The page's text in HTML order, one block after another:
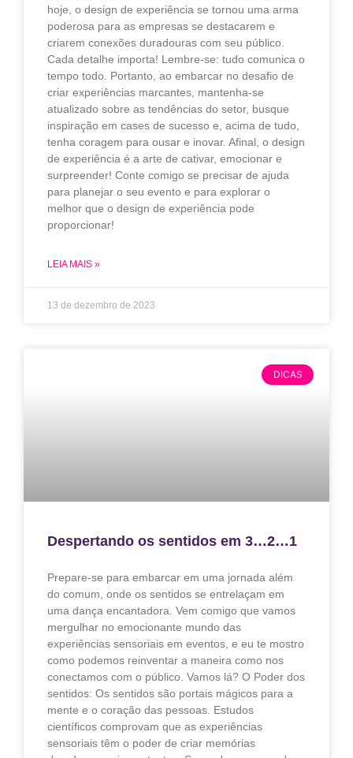
hoje, o design de experiência se tornou uma arma
poderosa para as empresas se destacarem e
criarem conexões duradouras com seu público.
Cada detalhe importa! Lembre-se: tudo comunica o
tempo todo. Portanto, ao embarcar no desafio de
criar experiências marcantes, mantenha-se
atualizado sobre as tendências do setor, busque
inspiração em cases de sucesso e, acima de tudo,
tenha coragem para ousar e inovar. Afinal, o design
de experiência é a arte de cativar, emocionar e
surpreender! Conte comigo se precisar de ajuda
para planejar o seu evento e para explorar o
melhor que o design de experiência pode
proporcionar!
LEIA MAIS »
13 de dezembro de 2023
DICAS
Despertando os sentidos em 3…2…1
Prepare-se para embarcar em uma jornada além
do comum, onde os sentidos se entrelaçam em
uma dança encantadora. Vem comigo que vamos
mergulhar no emocionante mundo das
experiências sensoriais em eventos, e eu te mostro
como podemos reinventar a maneira como nos
conectamos com o público. Vamos lá? O Poder dos
sentidos: Os sentidos são portais mágicos para a
mente e o coração das pessoas. Estudos
científicos comprovam que as experiências
sensoriais têm o poder de criar memórias